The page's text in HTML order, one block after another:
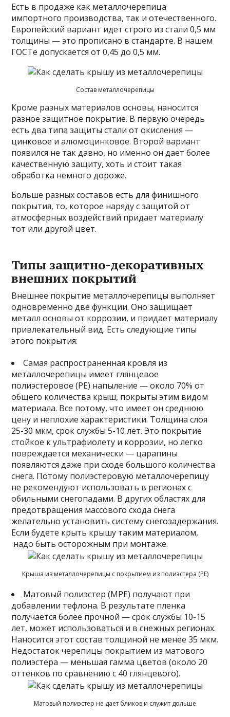
Есть в продаже как металлочерепица
импортного производства, так и отечественного.
Европейский вариант идет строго из стали 0,5 мм
толщины — это прописано в стандарте. В нашем
ГОСТе допускается от 0,45 до 0,5 мм.
Состав металлочерепицы
Кроме разных материалов основы, наносится
разное защитное покрытие. В первую очередь
есть два типа защиты стали от окисления —
цинковое и алюмоцинковое. Второй вариант
появился не так давно, но именно он дает более
качественную защиту, хоть и стоит такая
обработка немного дороже.
Больше разных составов есть для финишного
покрытия, то, которое наряду с защитой от
атмосферных воздействий придает материалу
тот или другой цвет.
Типы защитно-декоративных
внешних покрытий
Внешнее покрытие металлочерепицы выполняет
одновременно две функции. Оно защищает
металл основы от коррозии, и придает материалу
привлекательный вид. Есть следующие типы
этого покрытия:
Самая распространенная кровля из
металлочерепицы имеет глянцевое
полиэстеровое (PE) напыление — около 70% от
общего количества крыш, покрыты этим видом
материала. Все потому, что имеет он среднюю
цену и неплохие характеристики. Толщина слоя
25-30 мкм, срок службы 5-10 лет. Это покрытие
стойкое к ультрафиолету и коррозии, но легко
повреждается механически — царапины
появляются даже при сходе большого количества
снега. Потому полиэстеровую металлочерепицу
не рекомендуют использовать в регионах с
обильными снегопадами. В других областях для
предотвращения массового схода снега
желательно установить систему снегозадержания.
Если будете крыть крышу таким материалом,
надо быть осторожным при монтаже.
Крыша из металлочерепицы с покрытием из полиэcтера (PE)
Матовый полиэстер (MPE) получают при
добавлении тефлона. В результате пленка
получается более прочной — срок службы 10-15
лет, может использоваться и в снежных регионах.
Наносится этот состав толщиной не менее 35 мкм.
Недостаток черепицы покрытием из матового
полиэстера — меньшая гамма цветов (около 20
оттенков по сравнению с 40 глянцевого).
Матовый полиэстер не дает бликов и служит дольше